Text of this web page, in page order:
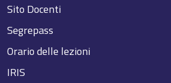
Sito Docenti
Segrepass
Orario delle lezioni
IRIS